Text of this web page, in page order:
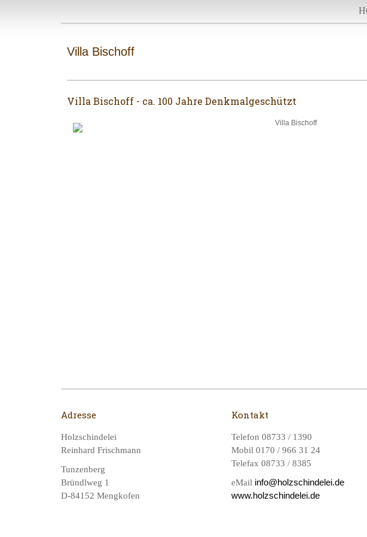
Villa Bischoff
Villa Bischoff - ca. 100 Jahre Denkmalgeschützt
Adresse
Holzschindelei
Reinhard Frischmann
Tunzenberg
Bründlweg 1
D-84152 Mengkofen
Kontakt
Telefon 08733 / 1390
Mobil 0170 / 966 31 24
Telefax 08733 / 8385
eMail info@holzschindelei.de
www.holzschindelei.de